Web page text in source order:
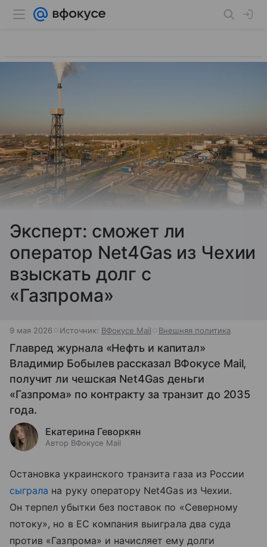
Эксперт: сможет ли
оператор Net4Gas из Чехии
взыскать долг с
«Газпрома»
9 мая 2026 Источник: ВФокусе Mail Внешняя политика
Главред журнала «Нефть и капитал»
Владимир Бобылев рассказал ВФокусе Mail,
получит ли чешская Net4Gas деньги
«Газпрома» по контракту за транзит до 2035
года.
Екатерина Геворкян
Автор ВФокусе Mail
Остановка украинского транзита газа из России
сыграла на руку оператору Net4Gas из Чехии.
Он терпел убытки без поставок по «Северному
потоку», но в ЕС компания выиграла два суда
против «Газпрома» и начисляет ему долги